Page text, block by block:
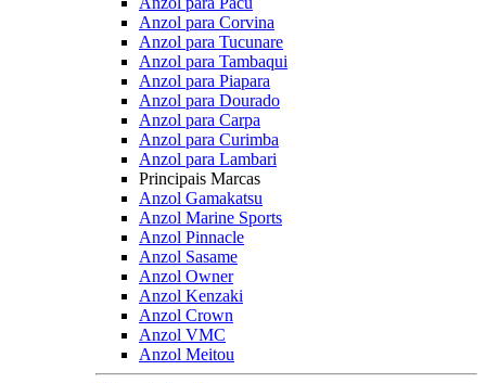
Anzol para Corvina
Anzol para Tucunare
Anzol para Tambaqui
Anzol para Piapara
Anzol para Dourado
Anzol para Carpa
Anzol para Curimba
Anzol para Lambari
Principais Marcas
Anzol Gamakatsu
Anzol Marine Sports
Anzol Pinnacle
Anzol Sasame
Anzol Owner
Anzol Kenzaki
Anzol Crown
Anzol VMC
Anzol Meitou